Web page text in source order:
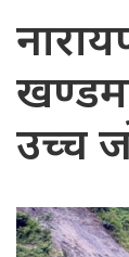
उच्च